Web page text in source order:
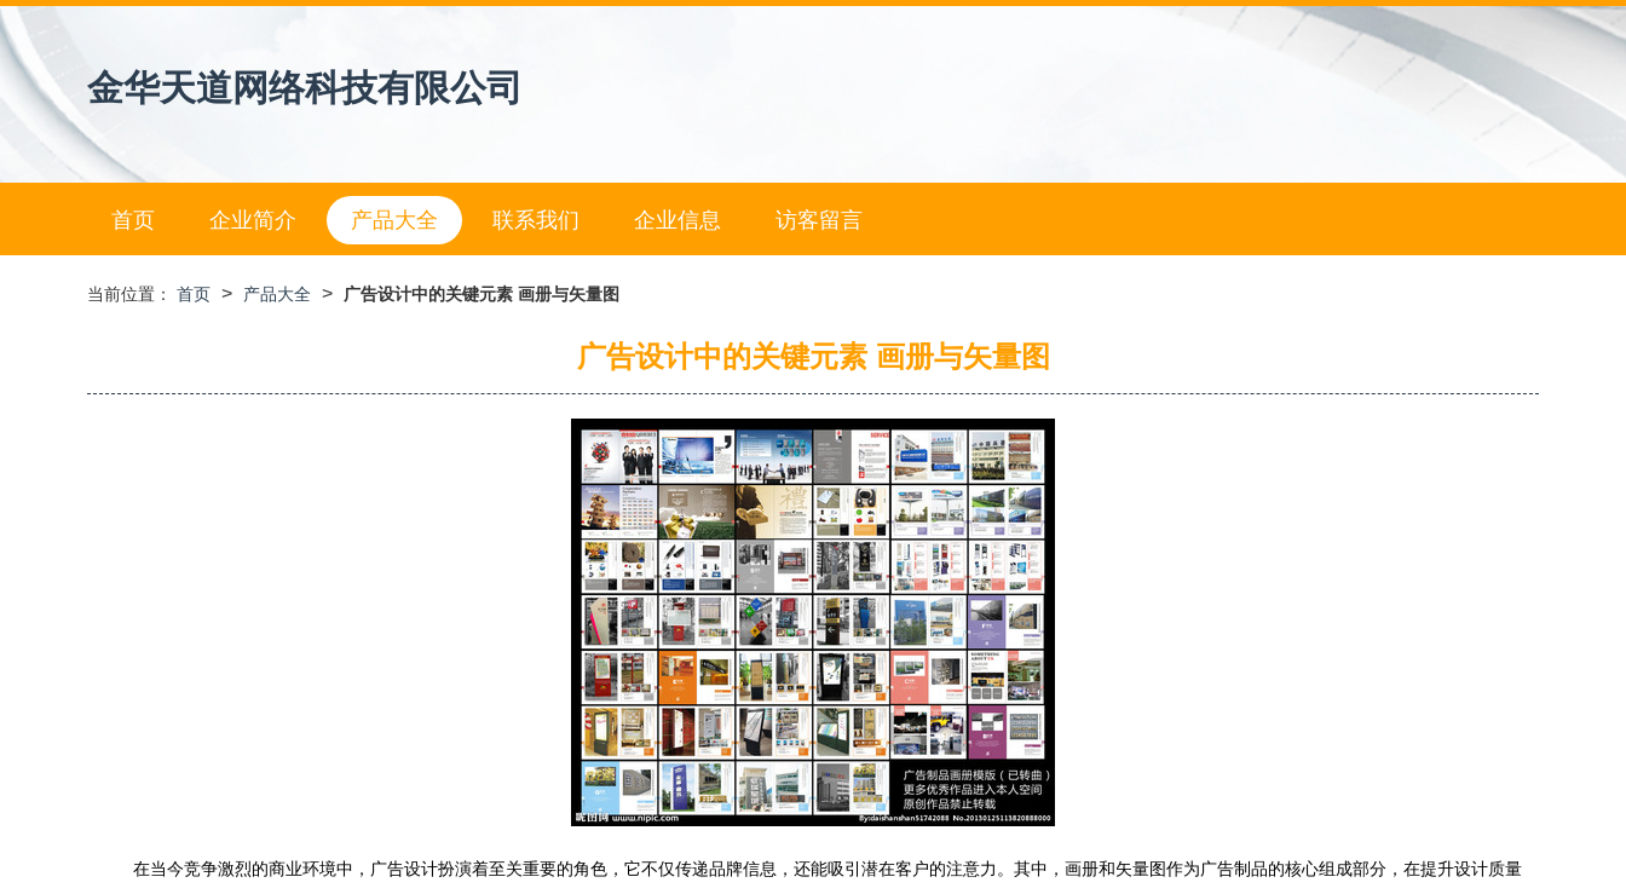
金华天道网络科技有限公司
首页 企业简介 产品大全 联系我们 企业信息 访客留言
当前位置： 首页 > 产品大全 > 广告设计中的关键元素 画册与矢量图
广告设计中的关键元素 画册与矢量图
在当今竞争激烈的商业环境中，广告设计扮演着至关重要的角色，它不仅传递品牌信息，还能吸引潜在客户的注意力。其中，画册和矢量图作为广告制品的核心组成部分，在提升设计质量